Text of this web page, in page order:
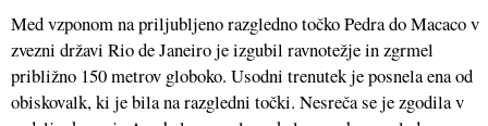
Med vzponom na priljubljeno razgledno točko Pedra do Macaco v
zvezni državi Rio de Janeiro je izgubil ravnotežje in zgrmel
približno 150 metrov globoko. Usodni trenutek je posnela ena od
obiskovalk, ki je bila na razgledni točki. Nesreča se je zgodila v